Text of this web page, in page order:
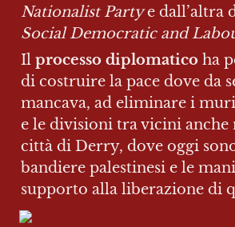
Nationalist Party e dall’altra
Social Democratic and
Il processo diplomatico ha
di costruire la pace dove da
mancava, ad eliminare i
e le divisioni tra vicini anche
città di Derry, dove oggi
bandiere palestinesi e le
supporto alla liberazione di